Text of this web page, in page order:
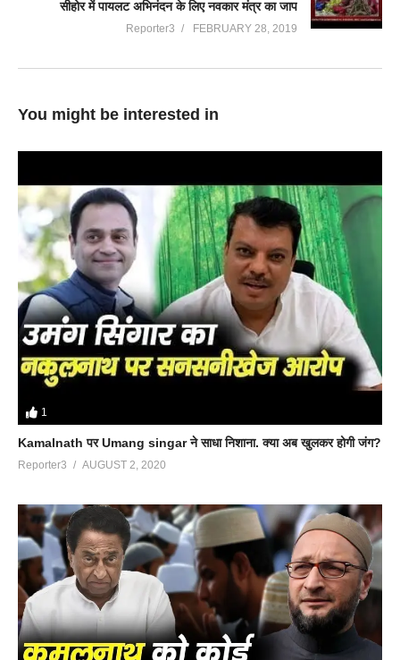
सीहोर में पायलट अभिनंदन के लिए नवकार मंत्र का जाप
Reporter3 FEBRUARY 28, 2019
You might be interested in
1
Kamalnath पर Umang singar ने साधा निशाना. क्या अब खुलकर होगी जंग?
Reporter3 AUGUST 2, 2020